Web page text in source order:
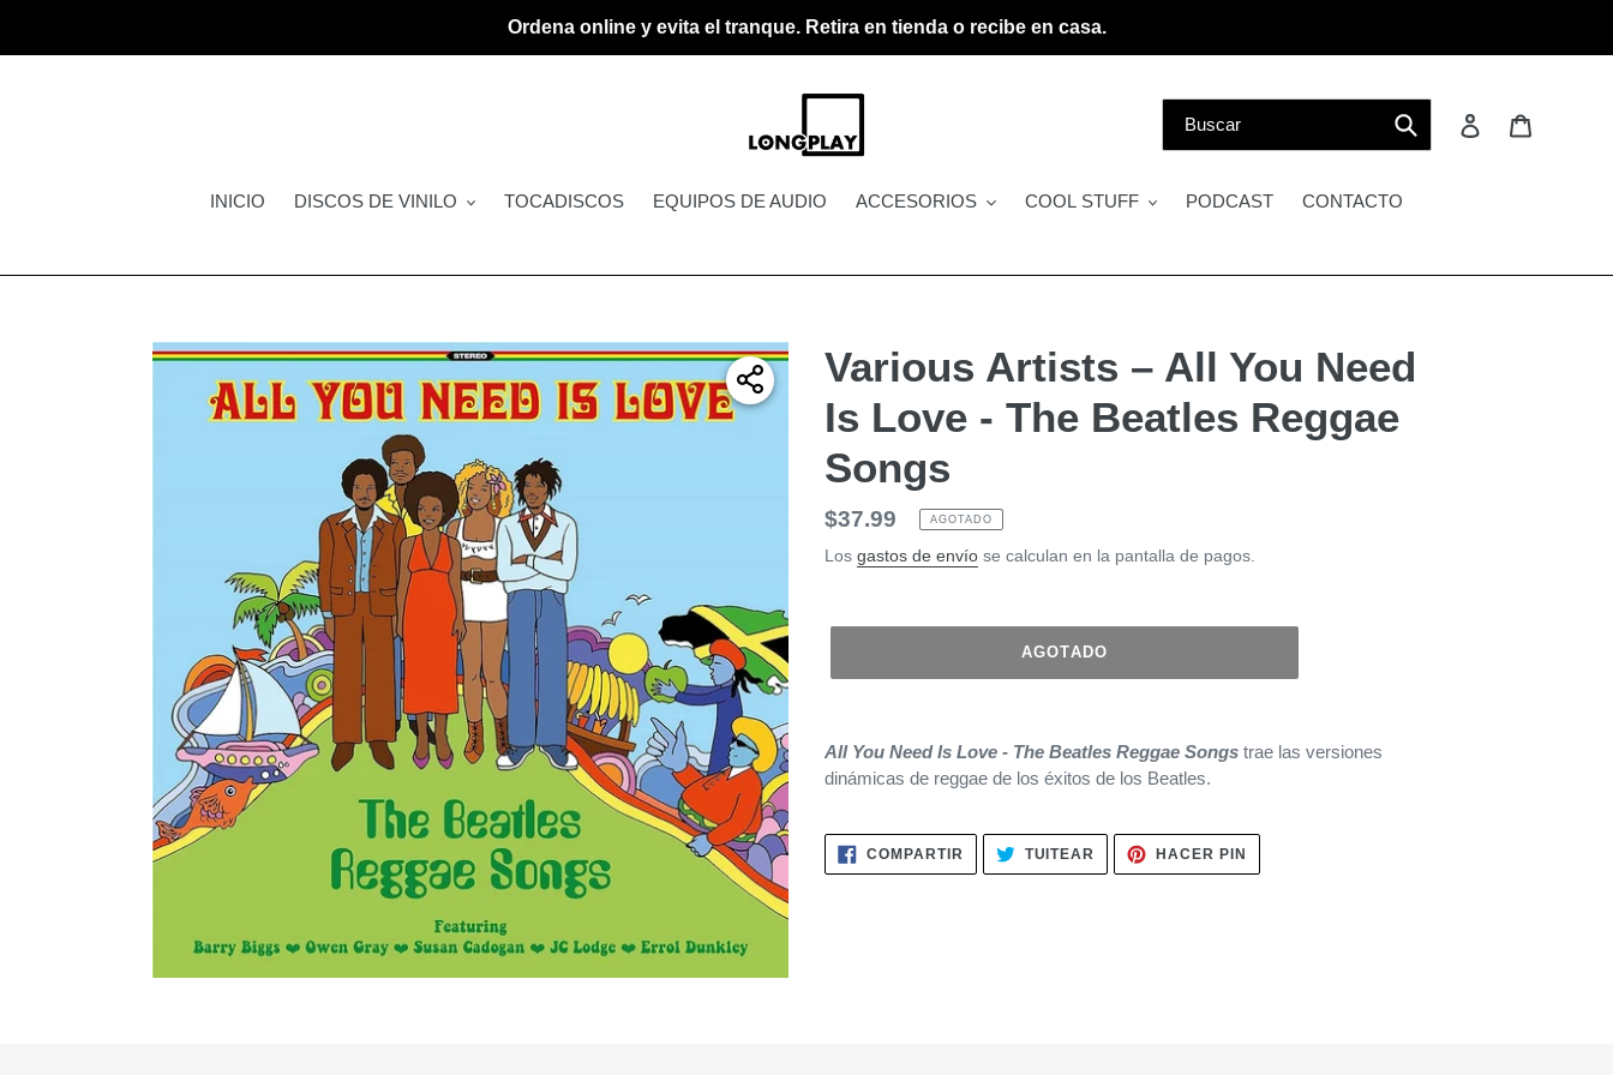
Ordena online y evita el tranque. Retira en tienda o recibe en casa.
Buscar Ingresar
INICIO DISCOS DE VINILO TOCADISCOS EQUIPOS DE AUDIO ACCESORIOS COOL STUFF PODCAST CONTACTO
Various Artists – All You Need
Is Love - The Beatles Reggae
Songs
Precio
habitual
$37.99 AGOTADO
Los gastos de envío se calculan en la pantalla de pagos.
AGOTADO
el
producto
carrito
de
All You Need Is Love - The Beatles Reggae Songs trae las versiones
dinámicas de reggae de los éxitos de los Beatles.
COMPARTIR COMPARTIR
FACEBOOK
TUITEAR TUITEAR
TWITTER
HACER PIN
PINTEREST